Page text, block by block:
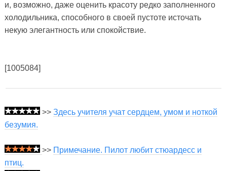
и, возможно, даже оценить красоту редко заполненного
холодильника, способного в своей пустоте источать
некую элегантность или спокойствие.
[1005084]
>> Здесь учителя учат сердцем, умом и ноткой
безумия.
>> Примечание. Пилот любит стюардесс и
птиц.